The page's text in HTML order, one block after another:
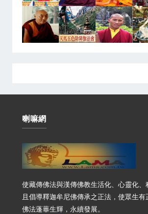
喇嘛網
使藏傳佛法與漢傳佛教生活化、心靈化、
且倡導釋迦牟尼佛傳承之正法，使眾生有
佛法蓬蓽生輝，永續發展。